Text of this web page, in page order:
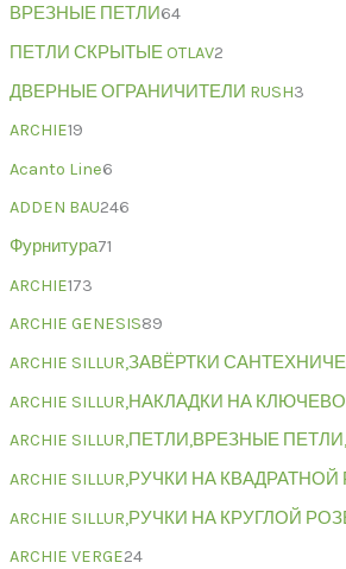
ВРЕЗНЫЕ ПЕТЛИ64
ПЕТЛИ СКРЫТЫЕ OTLAV2
ДВЕРНЫЕ ОГРАНИЧИТЕЛИ RUSH3
ARCHIE19
Acanto Line6
ADDEN BAU246
Фурнитура71
ARCHIE173
ARCHIE GENESIS89
ARCHIE SILLUR,ЗАВЁРТКИ
ARCHIE SILLUR,НАКЛАДКИ НА
ARCHIE SILLUR,ПЕТЛИ,ВРЕЗНЫЕ
ARCHIE SILLUR,РУЧКИ НА
ARCHIE SILLUR,РУЧКИ НА КРУГЛОЙ
ARCHIE VERGE24